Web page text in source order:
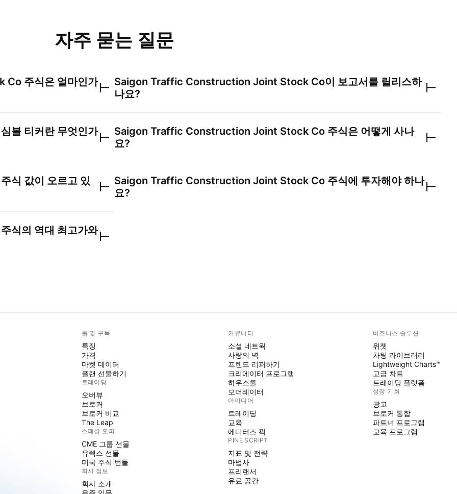
자주 묻는 질문
Co 주식은 얼마인가
볼 티커란 무엇인가
식 값이 오르고 있
식의 역대 최고가와
Saigon Traffic Construction Joint Stock Co이 보고서를 릴리스하
나요?
Saigon Traffic Construction Joint Stock Co 주식은 어떻게 사나
요?
Saigon Traffic Construction Joint Stock Co 주식에 투자해야 하나
요?
툴 및 구독
특징
가격
마켓 데이터
플랜 선물하기
트레이딩
오버뷰
브로커
브로커 비교
The Leap
스페셜 오퍼
CME 그룹 선물
유렉스 선물
미국 주식 번들
회사 정보
회사 소개
커뮤니티
소셜 네트웍
사랑의 벽
프렌드 리퍼하기
크리에이터 프로그램
하우스룰
모더레이터
아이디어
트레이딩
교육
에디터즈 픽
PINE SCRIPT
지표 및 전략
마법사
프리랜서
유료 공간
비즈니스 솔루션
위젯
차팅 라이브러리
Lightweight Charts™
고급 차트
트레이딩 플랫폼
성장 기회
광고
브로커 통합
파트너 프로그램
교육 프로그램